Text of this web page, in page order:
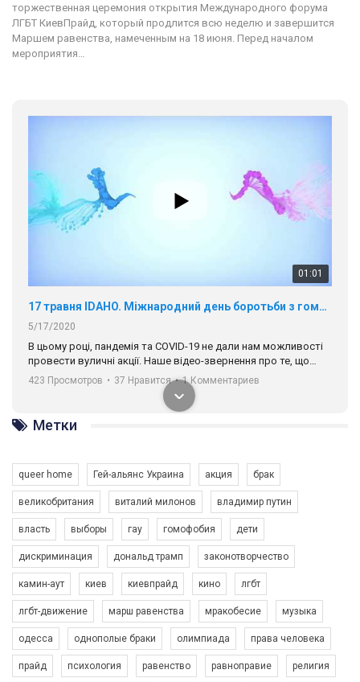
торжественная церемония открытия Международного форума
ЛГБТ КиевПрайд, который продлится всю неделю и завершится
Маршем равенства, намеченным на 18 июня. Перед началом
мероприятия…
01:01
17 травня IDAHO. Міжнародний день боротьби з гомофобією трансфобією і біфобія.
5/17/2020
В цьому році, пандемія та COVІD-19 не дали нам можливості
провести вуличні акції. Наше відео-звернення про те, що
навіть коли ми у різних містах та не можемо зустрінеться, ми
разом. Ми закликаємо всіх хто поділяє цінності рівності та
солідарності, приєднатися до нас. Регіональні підрозділи
ГАУ є в 16 областях України.
Разом наш голос лунає гучніше!
423 Просмотров • 37 Нравится • 1 Комментариев
Зупинимо насильство проти ЛГБТ в Україні! Stop violence against LGBT in Ukraine!
6/30/2017
Емоційний та вражаючий промо-ролік на конкурс PACT, який
представляє програму "Гей-альянс Україна" з протидії
Метки
queer home Гей-альянс Украина акция брак
великобритания виталий милонов владимир путин
власть выборы гау гомофобия дети
дискриминация дональд трамп законотворчество
камин-аут киев киевпрайд кино лгбт
лгбт-движение марш равенства мракобесие музыка
одесса однополые браки олимпиада права человека
прайд психология равенство равноправие религия